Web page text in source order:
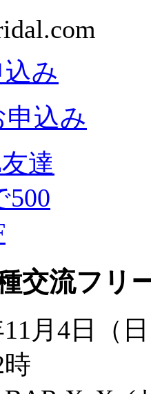
み
込み
交流フリ
11月4日（